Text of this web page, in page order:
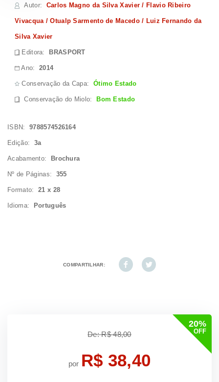
Autor: Carlos Magno da Silva Xavier / Flavio Ribeiro
Vivacqua / Otualp Sarmento de Macedo / Luiz Fernando da
Silva Xavier
Editora: BRASPORT
Ano:2014
Conservação da Capa: Ótimo Estado
Conservação do Miolo:Bom Estado
ISBN:9788574526164
Edição: 3a
Acabamento: Brochura
Nº de Páginas: 355
Formato: 21 x 28
Idioma: Português
COMPARTILHAR:
20%
OFF
De: R$ 48,00
por R$ 38,40